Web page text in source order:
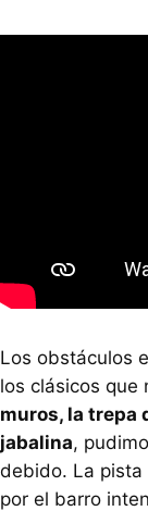
Los obstáculos
los clásicos que
muros, la trepa
jabalina,
debido. La
por el barro